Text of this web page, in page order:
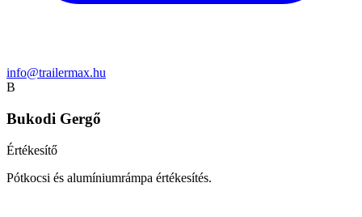
info@trailermax.hu
B
Bukodi Gergő
Értékesítő
Pótkocsi és alumíniumrámpa értékesítés.